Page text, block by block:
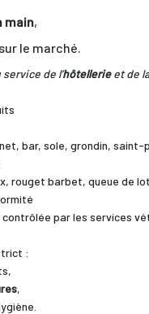
main,
le marché.
service de l’hôtellerieet de
bar, sole, grondin, saint-
rouget barbet, queue de
par les services
:
,